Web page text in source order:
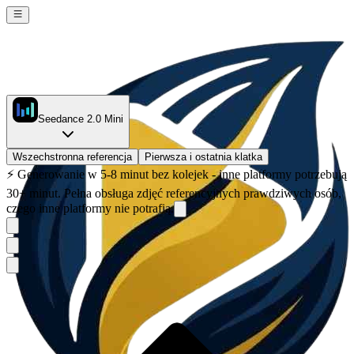
Seedance 2.0 Mini
Wszechstronna referencja Pierwsza i ostatnia klatka
⚡ Generowanie w 5-8 minut bez kolejek - inne platformy potrzebują
30+ minut. Pełna obsługa zdjęć referencyjnych prawdziwych osób,
czego inne platformy nie potrafią.